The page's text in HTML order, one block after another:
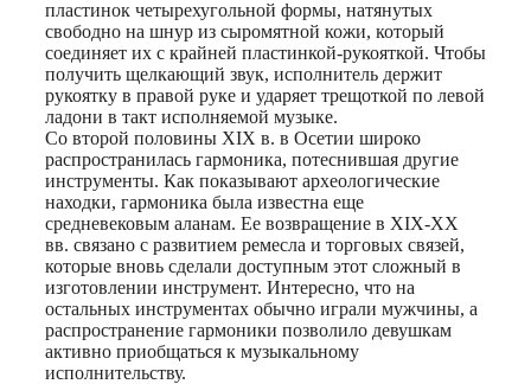
пластинок четырехугольной формы, натянутых
свободно на шнур из сыромятной кожи, который
соединяет их с крайней пластинкой-рукояткой. Чтобы
получить щелкающий звук, исполнитель держит
рукоятку в правой руке и ударяет трещоткой по левой
ладони в такт исполняемой музыке.
Со второй половины XIX в. в Осетии широко
распространилась гармоника, потеснившая другие
инструменты. Как показывают археологические
находки, гармоника была известна еще
средневековым аланам. Ее возвращение в XIX-XX
вв. связано с развитием ремесла и торговых связей,
которые вновь сделали доступным этот сложный в
изготовлении инструмент. Интересно, что на
остальных инструментах обычно играли мужчины, а
распространение гармоники позволило девушкам
активно приобщаться к музыкальному
исполнительству.